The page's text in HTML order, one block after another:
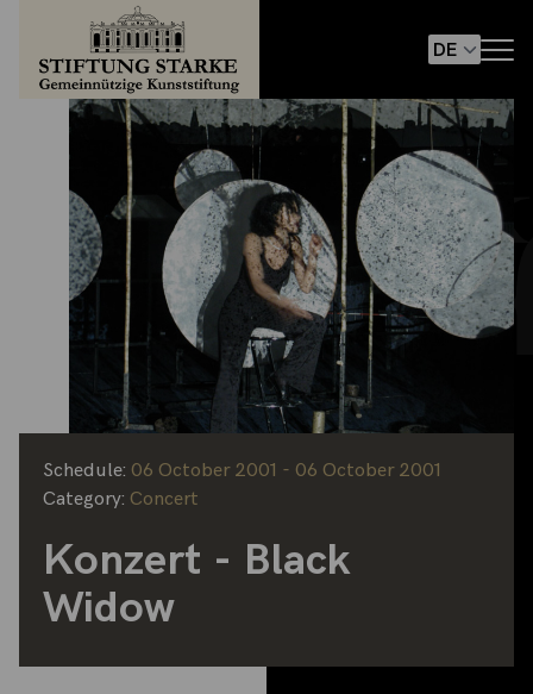
Schedule: 06 October 2001 - 06 October 2001
Category: Concert
Konzert - Black
Widow